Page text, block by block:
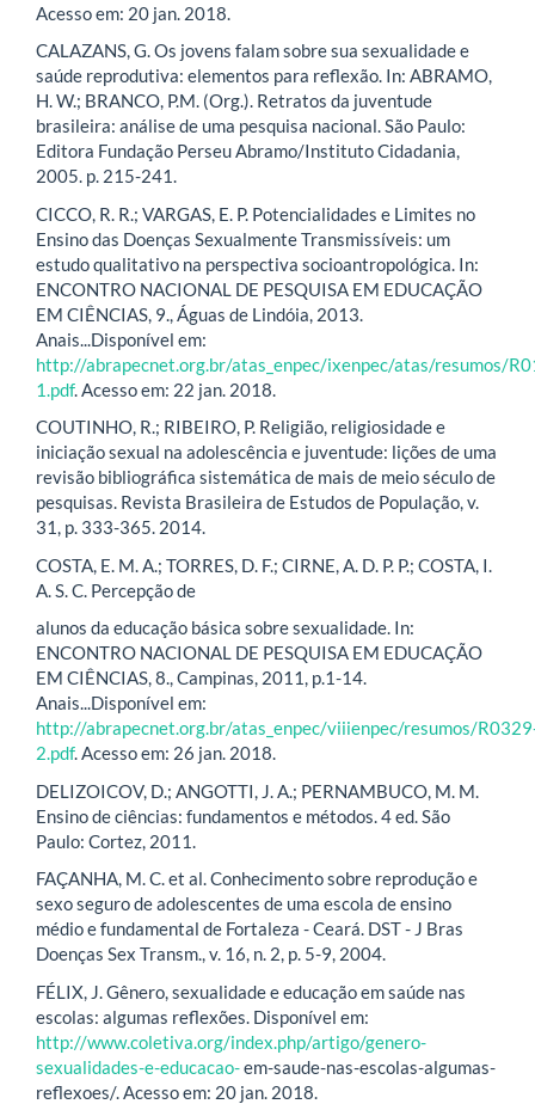
Acesso em: 20 jan. 2018.
CALAZANS, G. Os jovens falam sobre sua sexualidade e
saúde reprodutiva: elementos para reflexão. In: ABRAMO,
H. W.; BRANCO, P.M. (Org.). Retratos da juventude
brasileira: análise de uma pesquisa nacional. São Paulo:
Editora Fundação Perseu Abramo/Instituto Cidadania,
2005. p. 215-241.
CICCO, R. R.; VARGAS, E. P. Potencialidades e Limites no
Ensino das Doenças Sexualmente Transmissíveis: um
estudo qualitativo na perspectiva socioantropológica. In:
ENCONTRO NACIONAL DE PESQUISA EM EDUCAÇÃO
EM CIÊNCIAS, 9., Águas de Lindóia, 2013.
Anais...Disponível em:
http://abrapecnet.org.br/atas_enpec/ixenpec/atas/resumos/
1.pdf. Acesso em: 22 jan. 2018.
COUTINHO, R.; RIBEIRO, P. Religião, religiosidade e
iniciação sexual na adolescência e juventude: lições de uma
revisão bibliográfica sistemática de mais de meio século de
pesquisas. Revista Brasileira de Estudos de População, v.
31, p. 333-365. 2014.
COSTA, E. M. A.; TORRES, D. F.; CIRNE, A. D. P. P.; COSTA, I.
A. S. C. Percepção de
alunos da educação básica sobre sexualidade. In:
ENCONTRO NACIONAL DE PESQUISA EM EDUCAÇÃO
EM CIÊNCIAS, 8., Campinas, 2011, p.1-14.
Anais...Disponível em:
http://abrapecnet.org.br/atas_enpec/viiienpec/resumos/
2.pdf. Acesso em: 26 jan. 2018.
DELIZOICOV, D.; ANGOTTI, J. A.; PERNAMBUCO, M. M.
Ensino de ciências: fundamentos e métodos. 4 ed. São
Paulo: Cortez, 2011.
FAÇANHA, M. C. et al. Conhecimento sobre reprodução e
sexo seguro de adolescentes de uma escola de ensino
médio e fundamental de Fortaleza - Ceará. DST - J Bras
Doenças Sex Transm., v. 16, n. 2, p. 5-9, 2004.
FÉLIX, J. Gênero, sexualidade e educação em saúde nas
escolas: algumas reflexões. Disponível em:
http://www.coletiva.org/index.php/artigo/genero-
sexualidades-e-educacao-em-saude-nas-escolas-algumas-
reflexoes/. Acesso em: 20 jan. 2018.